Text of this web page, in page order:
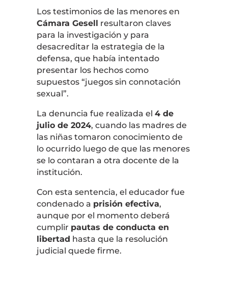
Los testimonios de las menores en
Cámara Gesell resultaron claves
para la investigación y para
desacreditar la estrategia de la
defensa, que había intentado
presentar los hechos como
supuestos “juegos sin connotación
sexual”.
La denuncia fue realizada el 4 de
julio de 2024, cuando las madres de
las niñas tomaron conocimiento de
lo ocurrido luego de que las menores
se lo contaran a otra docente de la
institución.
Con esta sentencia, el educador fue
condenado a prisión efectiva,
aunque por el momento deberá
cumplir pautas de conducta en
libertad hasta que la resolución
judicial quede firme.